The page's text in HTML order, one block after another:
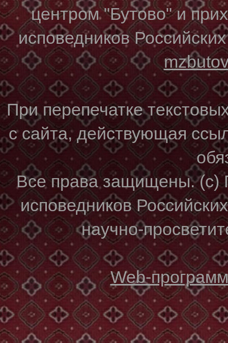
центром "Бутово" и
исповедников
При перепечатке
с сайта, действующая
Все права защищены. (с)
исповедников
научно-
Web-